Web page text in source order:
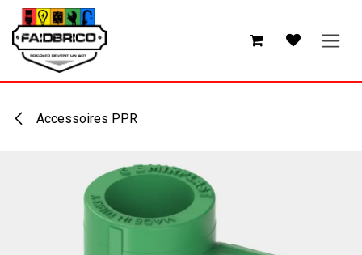
Se rendre au contenu
Accessoires PPR